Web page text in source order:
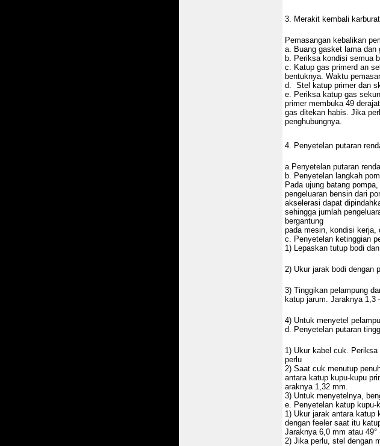
3. Merakit kembali
Pemasangan kebalikan
a. Buang gasket lama dan
b. Periksa kondisi semua
c. Katup gas primerd an
bentuknya. Waktu
d. Stel katup primer dan
e. Periksa katup gas
primer membuka 49
gas ditekan habis. Jika
penghubungnya.
4. Penyetelan putaran
a.Penyetelan putaran
b. Penyetelan langkah
Pada ujung batang
pengeluaran bensin dari
akselerasi dapat
sehingga jumlah
bergantung
pada mesin, kondisi kerja,
c. Penyetelan ketinggian
1) Lepaskan tutup bodi
2) Ukur jarak bodi dengan
3) Tinggikan pelampung
katup jarum. Jaraknya 1,3
4) Untuk menyetel
d. Penyetelan putaran
1) Ukur kabel cuk.
perlu
2) Saat cuk menutup
antara katup kupu-kupu
araknya 1,32 mm.
3) Untuk menyetelnya,
e. Penyetelan katup kupu-
1) Ukur jarak antara katup
dengan feeler saat itu
Jaraknya 6,0 mm atau 49°
2) Jika perlu, stel dengan